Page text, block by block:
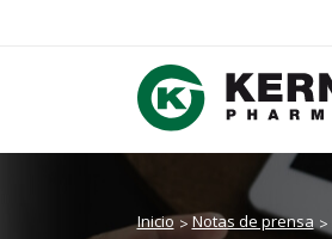
Inicio Notas de prensa